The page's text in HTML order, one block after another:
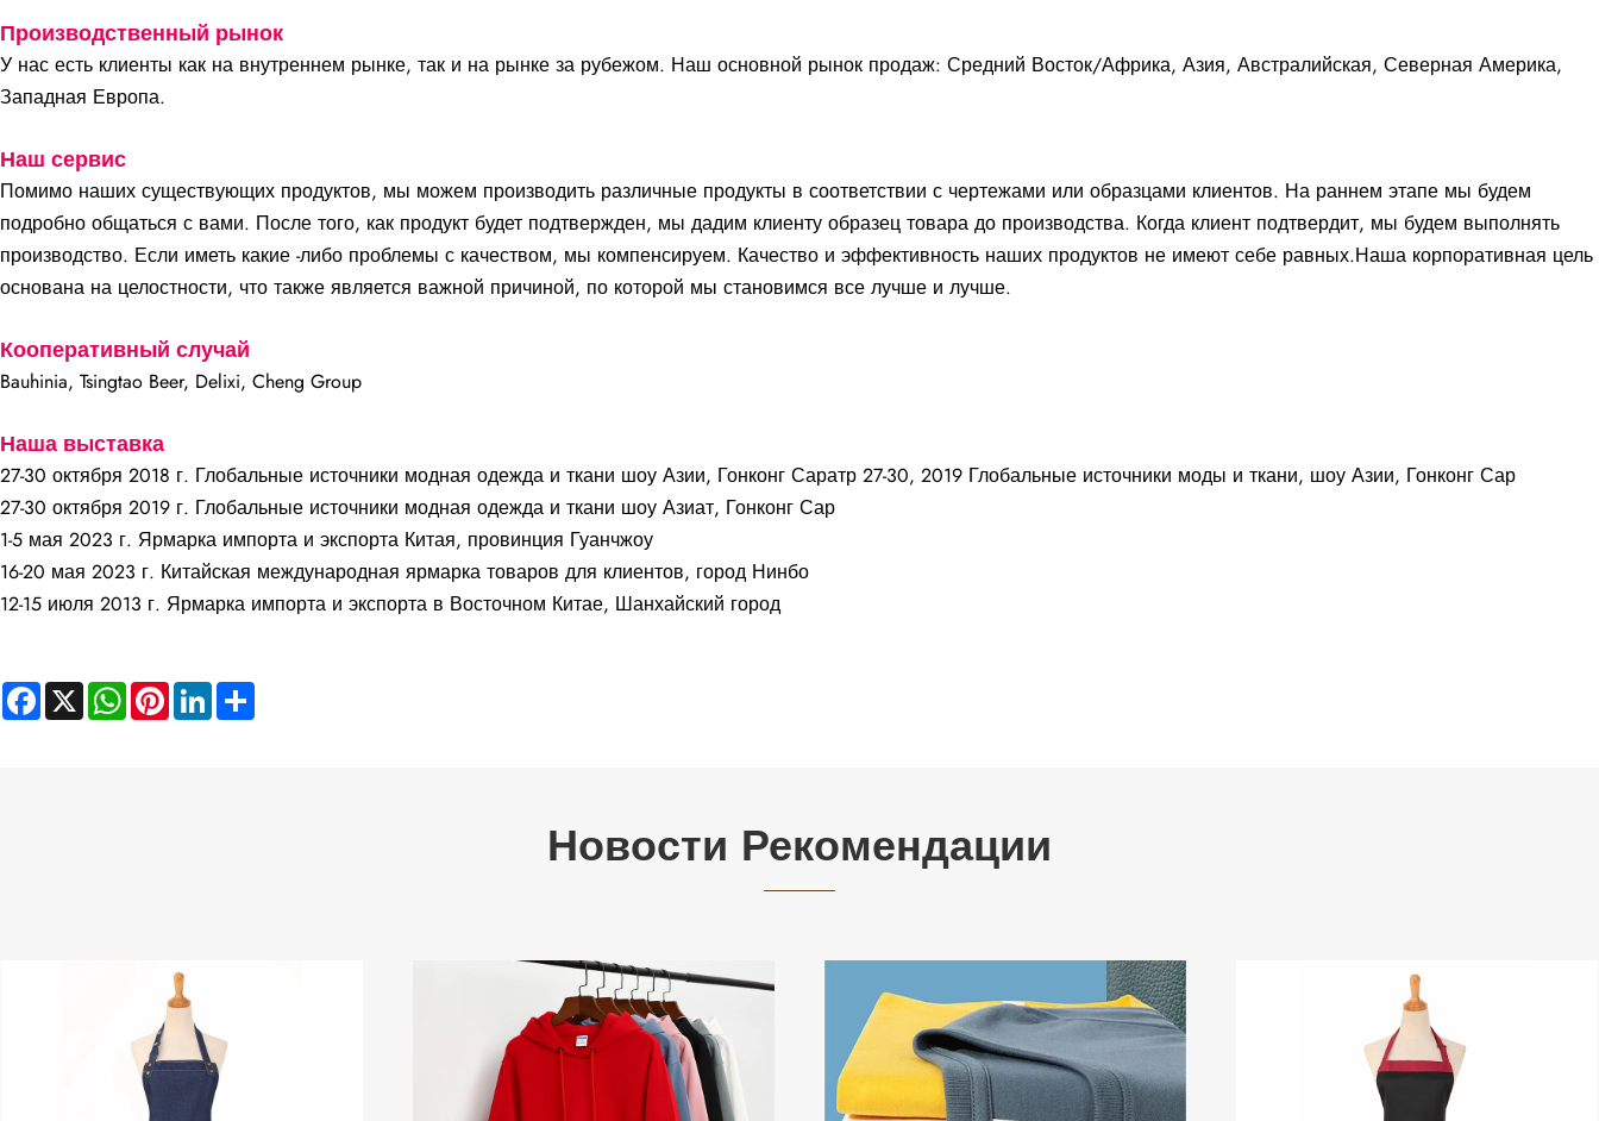
Производственный рынок
У нас есть клиенты как на внутреннем рынке, так и на рынке за рубежом. Наш основной рынок продаж: Средний Восток/Африка, Азия, Австралийская, Северная Америка,
Западная Европа.
Наш сервис
Помимо наших существующих продуктов, мы можем производить различные продукты в соответствии с чертежами или образцами клиентов. На раннем этапе мы будем
подробно общаться с вами. После того, как продукт будет подтвержден, мы дадим клиенту образец товара до производства. Когда клиент подтвердит, мы будем выполнять
производство. Если иметь какие -либо проблемы с качеством, мы компенсируем. Качество и эффективность наших продуктов не имеют себе равных.Наша корпоративная цель
основана на целостности, что также является важной причиной, по которой мы становимся все лучше и лучше.
Кооперативный случай
Bauhinia, Tsingtao Beer, Delixi, Cheng Group
Наша выставка
27-30 октября 2018 г. Глобальные источники модная одежда и ткани шоу Азии, Гонконг Саратр 27-30, 2019 Глобальные источники моды и ткани, шоу Азии, Гонконг Сар
27-30 октября 2019 г. Глобальные источники модная одежда и ткани шоу Азиат, Гонконг Сар
1-5 мая 2023 г. Ярмарка импорта и экспорта Китая, провинция Гуанчжоу
16-20 мая 2023 г. Китайская международная ярмарка товаров для клиентов, город Нинбо
12-15 июля 2013 г. Ярмарка импорта и экспорта в Восточном Китае, Шанхайский город
Facebook
X WhatsApp
PinterestLinkedIn
Новости Рекомендации